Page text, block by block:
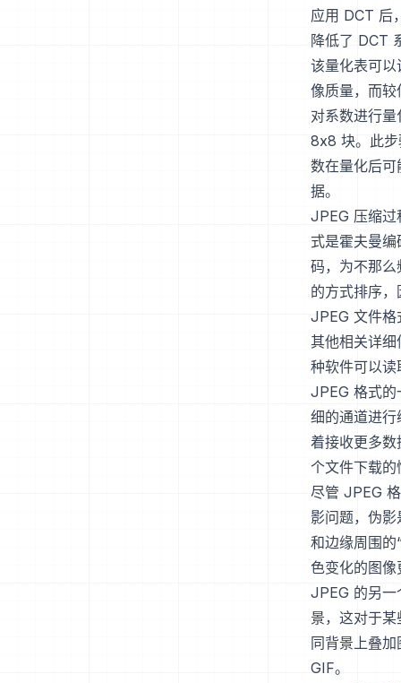
应用 DCT 后
降低了 DCT
该量化表可
像质量，而
对系数进行
8x8 块。此步
数在量化后
据。
JPEG 压缩过
式是霍夫曼
码，为不那
的方式排序
JPEG 文件格
其他相关详
种软件可以
JPEG 格式的
细的通道进
着接收更多
个文件下载
尽管 JPEG
影问题，伪
和边缘周围的
色变化的图
JPEG 的另一
景，这对于
同背景上叠
GIF。